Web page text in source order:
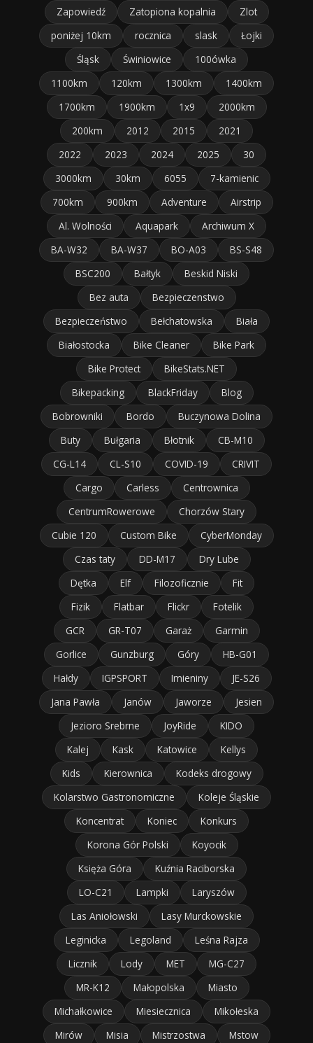
Zapowiedź Zatopiona kopalnia
Zlot
poniżej 10km
rocznica slask
Łojki
Śląsk
Świniowice
100ówka
1100km
120km 1300km
1400km
1700km
1900km 1x9
2000km
200km
2012 2015
2021
2022
2023 2024 2025
30
3000km
30km 6055
7-kamienic
700km
900km Adventure
Airstrip
Al. Wolności
Aquapark
Archiwum X
BA-W32
BA-W37 BO-A03
BS-S48
BSC200
Bałtyk
Beskid Niski
Bez auta
Bezpieczenstwo
Bezpieczeństwo
Bełchatowska
Biała
Białostocka
Bike Cleaner
Bike Park
Bike Protect
BikeStats.NET
Bikepacking
BlackFriday
Blog
Bobrowniki
Bordo
Buczynowa Dolina
Buty
Bułgaria Błotnik
CB-M10
CG-L14
CL-S10 COVID-19
CRIVIT
Cargo
Carless
Centrownica
CentrumRowerowe
Chorzów Stary
Cubie 120
Custom Bike
CyberMonday
Czas taty
DD-M17
Dry Lube
Dętka
Elf Filozoficznie
Fit
Fizik
Flatbar Flickr
Fotelik
GCR
GR-T07 Garaż
Garmin
Gorlice
Gunzburg Góry
HB-G01
Hałdy
IGPSPORT Imieniny
JE-S26
Jana Pawła
Janów Jaworze
Jesien
Jezioro Srebrne
JoyRide
KIDO
Kalej
Kask Katowice
Kellys
Kids
Kierownica
Kodeks drogowy
Kolarstwo Gastronomiczne
Koleje Śląskie
Koncentrat
Koniec
Konkurs
Korona Gór Polski
Koyocik
Księża Góra
Kuźnia Raciborska
LO-C21
Lampki
Laryszów
Las Aniołowski
Lasy Murckowskie
Leginicka
Legoland
Leśna Rajza
Licznik
Lody MET
MG-C27
MR-K12
Małopolska
Miasto
Michałkowice
Miesiecznica
Mikołeska
Mirów
Misia Mistrzostwa
Mstow